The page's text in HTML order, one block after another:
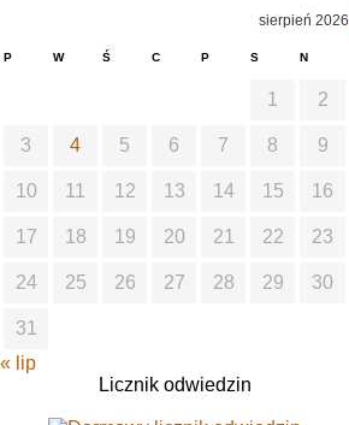
sierpień 2026
P W Ś C P S N
1 2
3 4 5 6 7 8 9
10 11 12 13 14 15 16
17 18 19 20 21 22 23
24 25 26 27 28 29 30
31
« lip
Licznik odwiedzin